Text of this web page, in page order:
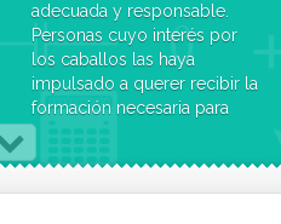
adecuada y responsable.
Personas cuyo interés por
los caballos las haya
impulsado a querer recibir la
formación necesaria para
trabajar en una clínica
ecuestre, y que, por lo tanto,